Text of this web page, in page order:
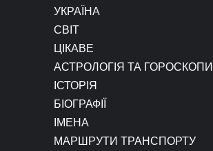
УКРАЇНА
СВІТ
ЦІКАВЕ
АСТРОЛОГІЯ ТА ГОРОСКОПИ
ІСТОРІЯ
БІОГРАФІЇ
ІМЕНА
МАРШРУТИ ТРАНСПОРТУ